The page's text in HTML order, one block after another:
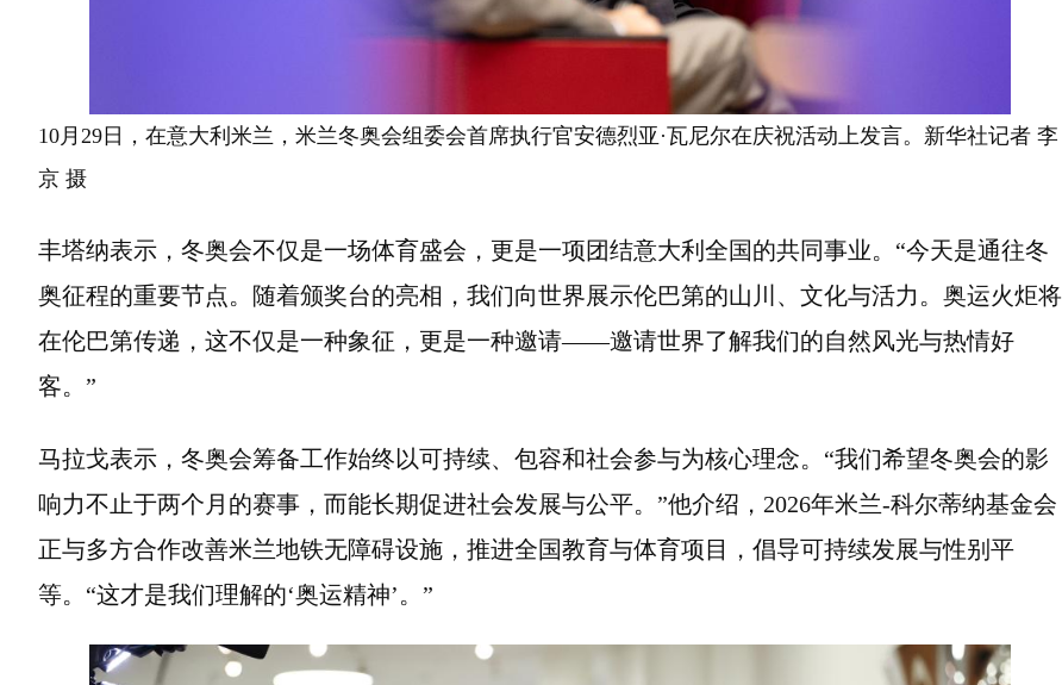
10月29日，在意大利米兰，米兰冬奥会组委会首席执行官安德烈亚·瓦尼尔在庆祝活动上发言。新华社记者 李
京 摄
丰塔纳表示，冬奥会不仅是一场体育盛会，更是一项团结意大利全国的共同事业。“今天是通往冬
奥征程的重要节点。随着颁奖台的亮相，我们向世界展示伦巴第的山川、文化与活力。奥运火炬将
在伦巴第传递，这不仅是一种象征，更是一种邀请——邀请世界了解我们的自然风光与热情好
客。”
马拉戈表示，冬奥会筹备工作始终以可持续、包容和社会参与为核心理念。“我们希望冬奥会的影
响力不止于两个月的赛事，而能长期促进社会发展与公平。”他介绍，2026年米兰-科尔蒂纳基金会
正与多方合作改善米兰地铁无障碍设施，推进全国教育与体育项目，倡导可持续发展与性别平
等。“这才是我们理解的‘奥运精神’。”